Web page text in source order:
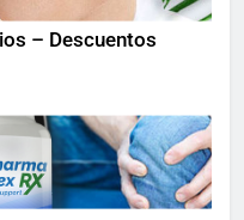
– Descuentos